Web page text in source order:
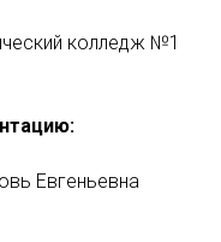
колледж №1
Евгеньевна